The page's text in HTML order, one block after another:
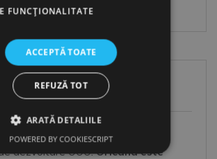
HR Shop
HR
dezvoltare OOO:Oricand este
FUNCŢIONALITATE
ACCEPTĂ TOATE
REFUZĂ TOT
ARATĂ DETALIILE
POWERED BY COOKIESCRIPT